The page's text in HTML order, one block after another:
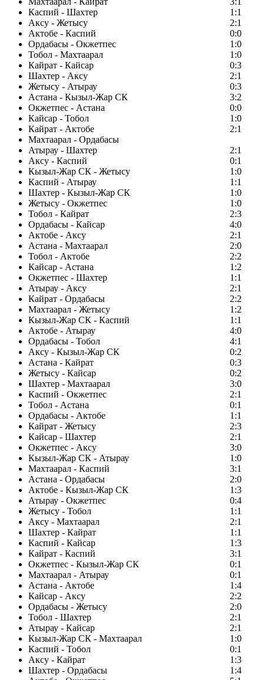
Каспий - Шахтер
1:1
Аксу - Жетысу
2:1
Актобе - Каспий
0:0
Ордабасы - Окжетпес
1:0
Тобол - Махтаарал
1:0
Кайрат - Кайсар
0:3
Шахтер - Аксу
2:1
Жетысу - Атырау
0:3
Астана - Кызыл-Жар СК
3:2
Окжетпес - Астана
0:0
Кайсар - Тобол
1:0
Кайрат - Актобе
2:1
Махтаарал - Ордабасы
Атырау - Шахтер
2:1
Аксу - Каспий
0:1
Кызыл-Жар СК - Жетысу
1:0
Каспий - Атырау
1:1
Шахтер - Кызыл-Жар СК
1:0
Жетысу - Окжетпес
1:0
Тобол - Кайрат
2:3
Ордабасы - Кайсар
4:0
Актобе - Аксу
2:1
Астана - Махтаарал
2:0
Тобол - Актобе
2:2
Кайсар - Астана
1:2
Окжетпес - Шахтер
1:1
Атырау - Аксу
2:1
Кайрат - Ордабасы
2:2
Махтаарал - Жетысу
1:2
Кызыл-Жар СК - Каспий
1:1
Актобе - Атырау
4:0
Ордабасы - Тобол
4:1
Аксу - Кызыл-Жар СК
0:2
Астана - Кайрат
0:3
Жетысу - Кайсар
0:2
Шахтер - Махтаарал
3:0
Каспий - Окжетпес
2:1
Тобол - Астана
0:1
Ордабасы - Актобе
1:1
Кайрат - Жетысу
2:3
Кайсар - Шахтер
2:1
Окжетпес - Аксу
3:0
Кызыл-Жар СК - Атырау
1:0
Махтаарал - Каспий
3:1
Астана - Ордабасы
2:0
Актобе - Кызыл-Жар СК
1:3
Атырау - Окжетпес
0:4
Жетысу - Тобол
1:1
Аксу - Махтаарал
2:1
Шахтер - Кайрат
1:1
Каспий - Кайсар
1:3
Кайрат - Каспий
3:1
Окжетпес - Кызыл-Жар СК
0:1
Махтаарал - Атырау
0:1
Астана - Актобе
1:4
Кайсар - Аксу
2:2
Ордабасы - Жетысу
2:0
Тобол - Шахтер
2:1
Атырау - Кайсар
2:1
Кызыл-Жар СК - Махтаарал
1:0
Каспий - Тобол
0:1
Аксу - Кайрат
1:3
Шахтер - Ордабасы
1:4